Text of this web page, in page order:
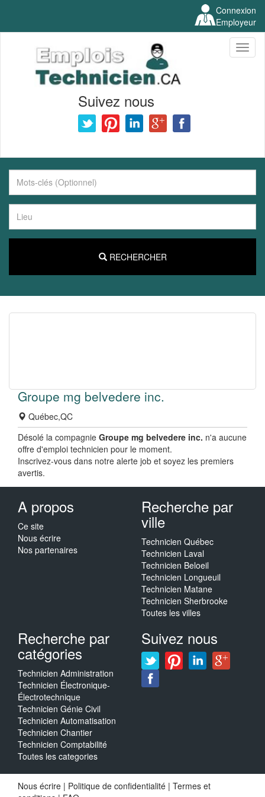
Connexion
Employeur
Suivez nous
RECHERCHER
Groupe mg belvedere inc.
Québec,QC
Désolé la compagnie Groupe mg belvedere inc. n'a aucune
offre d'emploi technicien pour le moment.
Inscrivez-vous dans notre alerte job et soyez les premiers
avertis.
A propos
Ce site
Nous écrire
Nos partenaires
Recherche par
ville
Technicien Québec
Technicien Laval
Technicien Beloeil
Technicien Longueuil
Technicien Matane
Technicien Sherbrooke
Toutes les villes
Recherche par
catégories
Technicien Administration
Technicien Électronique-
Électrotechnique
Technicien Génie Civil
Technicien Automatisation
Technicien Chantier
Technicien Comptabilité
Toutes les categories
Suivez nous
Nous écrire | Politique de confidentialité | Termes et